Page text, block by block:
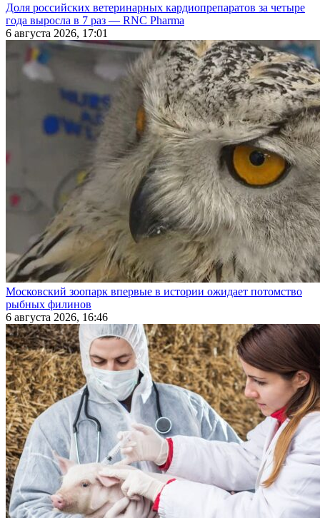
Доля российских ветеринарных кардиопрепаратов за четыре
года выросла в 7 раз — RNC Pharma
6 августа 2026, 17:01
Московский зоопарк впервые в истории ожидает потомство
рыбных филинов
6 августа 2026, 16:46